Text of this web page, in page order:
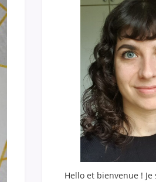
Hello et bienvenue ! Je